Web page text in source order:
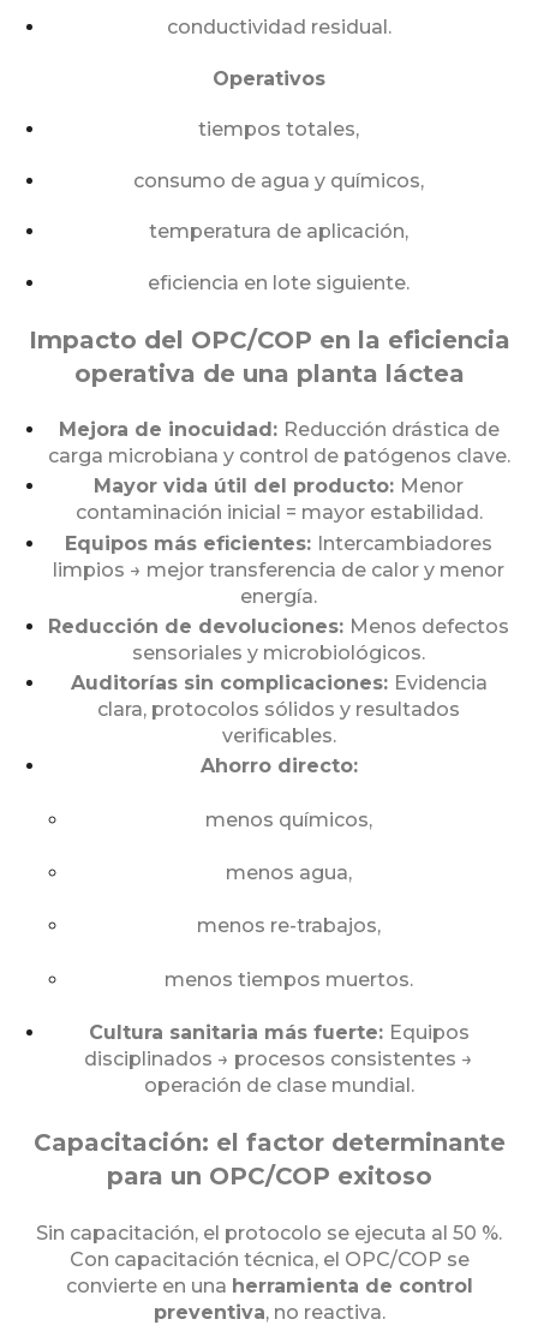
conductividad residual.
Operativos
tiempos totales,
consumo de agua y químicos,
temperatura de aplicación,
eficiencia en lote siguiente.
Impacto del OPC/COP en la eficiencia
operativa de una planta láctea
Mejora de inocuidad: Reducción drástica de
carga microbiana y control de patógenos clave.
Mayor vida útil del producto: Menor
contaminación inicial = mayor estabilidad.
Equipos más eficientes: Intercambiadores
limpios → mejor transferencia de calor y menor
energía.
Reducción de devoluciones: Menos defectos
sensoriales y microbiológicos.
Auditorías sin complicaciones: Evidencia
clara, protocolos sólidos y resultados
verificables.
Ahorro directo:
menos químicos,
menos agua,
menos re-trabajos,
menos tiempos muertos.
Cultura sanitaria más fuerte: Equipos
disciplinados → procesos consistentes →
operación de clase mundial.
Capacitación: el factor determinante
para un OPC/COP exitoso
Sin capacitación, el protocolo se ejecuta al 50 %.
Con capacitación técnica, el OPC/COP se
convierte en una herramienta de control
preventiva, no reactiva.